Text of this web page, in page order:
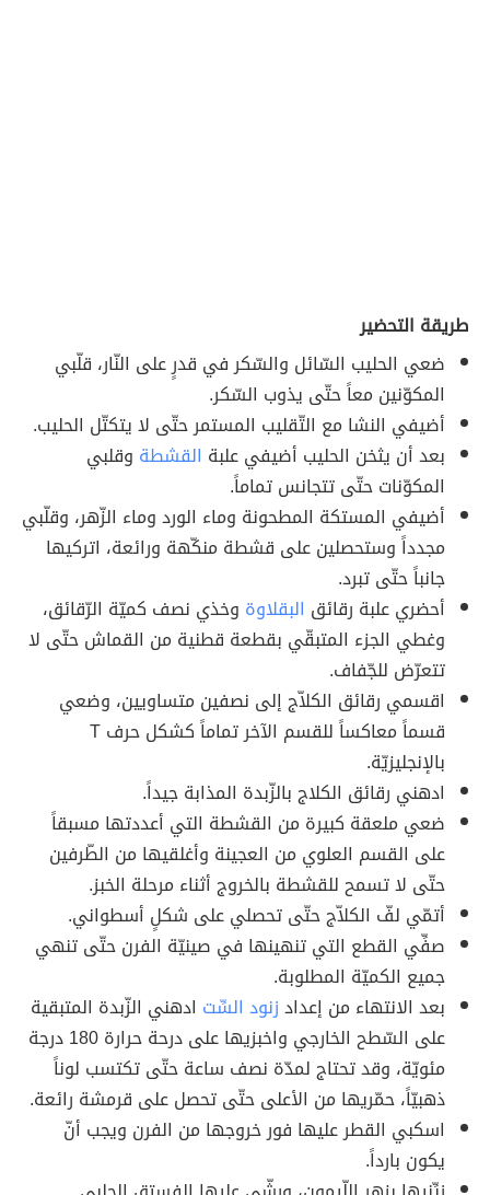
طريقة التحضير
ضعي الحليب السّائل والسّكر في قدرٍ على النّار، قلّبي
المكوّنين معاً حتّى يذوب السّكر.
أضيفي النشا مع التّقليب المستمر حتّى لا يتكتّل الحليب.
بعد أن يثخن الحليب أضيفي علبة القشطة وقلبي
المكوّنات حتّى تتجانس تماماً.
أضيفي المستكة المطحونة وماء الورد وماء الزّهر، وقلّبي
مجدداً وستحصلين على قشطة منكّهة ورائعة، اتركيها
جانباً حتّى تبرد.
أحضري علبة رقائق البقلاوة وخذي نصف كميّة الرّقائق،
وغطي الجزء المتبقّي بقطعة قطنية من القماش حتّى لا
تتعرّض للجّفاف.
اقسمي رقائق الكلاّج إلى نصفين متساويين، وضعي
قسماً معاكساً للقسم الآخر تماماً كشكل حرف T
بالإنجليزيّة.
ادهني رقائق الكلاج بالزّبدة المذابة جيداً.
ضعي ملعقة كبيرة من القشطة التي أعددتها مسبقاً
على القسم العلوي من العجينة وأغلقيها من الطّرفين
حتّى لا تسمح للقشطة بالخروج أثناء مرحلة الخبز.
أتمّي لفّ الكلاّج حتّى تحصلي على شكلٍ أسطواني.
صفِّي القطع التي تنهينها في صينيّة الفرن حتّى تنهي
جميع الكميّة المطلوبة.
بعد الانتهاء من إعدادزنود السِّت ادهني الزّبدة المتبقية
على السّطح الخارجي واخبزيها على درحة حرارة 180 درجة
مئويّة، وقد تحتاج لمدّة نصف ساعة حتّى تكتسب لوناً
ذهبيّاً، حمّريها من الأعلى حتّى تحصل على قرمشة رائعة.
اسكبي القطر عليها فور خروجها من الفرن ويجب أنّ
يكون بارداً.